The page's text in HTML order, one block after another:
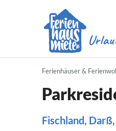
Ferienhäuser &
Fischland,